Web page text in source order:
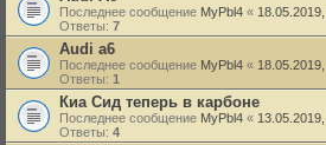
Последнее сообщение MyPbl4 «
Ответы: 7
Audi a6
Последнее сообщение MyPbl4 «
Ответы: 1
Киа Сид теперь в карбоне
Последнее сообщение MyPbl4 «
Ответы: 4